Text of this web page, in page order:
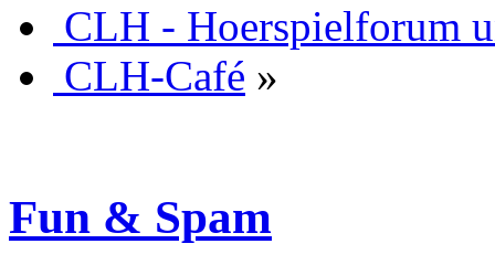
CLH - Hoerspielforum
CLH-Café »
Fun & Spam